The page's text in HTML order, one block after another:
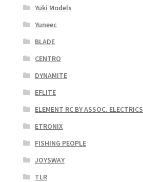
Yuki Models
Yuneec
BLADE
CENTRO
DYNAMITE
EFLITE
ELEMENT RC BY ASSOC. ELECTRICS
ETRONIX
FISHING PEOPLE
JOYSWAY
TLR